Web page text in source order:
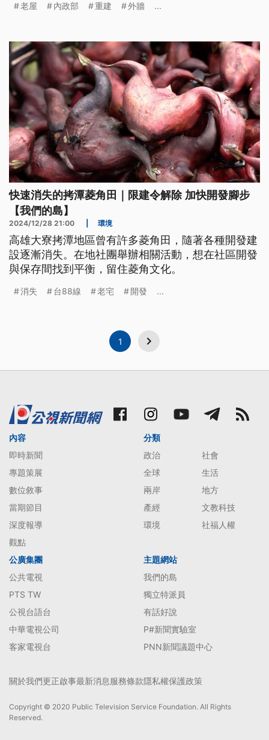
修繕、外牆拉皮、增建電梯等，讓老宅合理延壽。
老屋 內政部 重建 外牆 ...
快速消失的拷潭菱角田｜限建令解除 加快開發腳步
【我們的島】
2024/12/28 21:00 環境
高雄大寮拷潭地區曾有許多菱角田，隨著各種開發建
設逐漸消失。在地社團舉辦相關活動，想在社區開發
與保存間找到平衡，留住菱角文化。
消失 台88線 老宅 開發 ...
1
內容
即時新聞
專題策展
數位敘事
當期節目
深度報導
觀點
分類
政治
社會
全球
生活
兩岸
地方
產經
文教科技
環境
社福人權
公廣集團
公共電視
PTS TW
公視台語台
中華電視公司
客家電視台
主題網站
我們的島
獨立特派員
有話好說
P#新聞實驗室
PNN新聞議題中心
關於我們更正啟事最新消息服務條款隱私權保護政策
Copyright © 2020 Public Television Service Foundation. All Rights
Reserved.